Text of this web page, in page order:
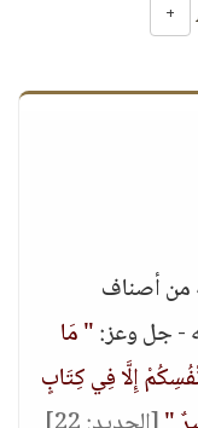
+
من أصناف
- جل وعز:" مَا
إِلَّا فِي كِتَابٍ